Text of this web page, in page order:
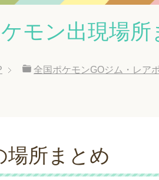
モン出現場所
全国ポケモンGOジム・レア
場所まとめ